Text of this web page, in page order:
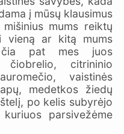
į mūsų klausimus
mums reiktų
vieną ar kitą mums
pat mes juos
čiobrelio, citrininio
vaistinės
medetkos žiedų
po kelis subyrėjo
parsivežėme